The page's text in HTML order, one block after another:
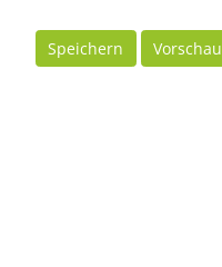
Speichern Vorschau